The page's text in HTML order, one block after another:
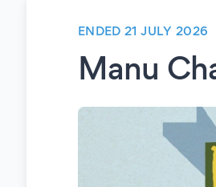
ENDED 21 JULY 2026
Manu